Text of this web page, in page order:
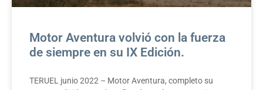
Motor Aventura volvió con la fuerza
de siempre en su IX Edición.
TERUEL junio 2022 – Motor Aventura, completo su